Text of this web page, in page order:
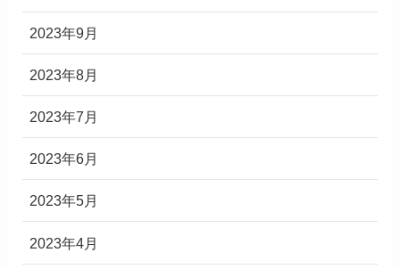
2023年9月
2023年8月
2023年7月
2023年6月
2023年5月
2023年4月